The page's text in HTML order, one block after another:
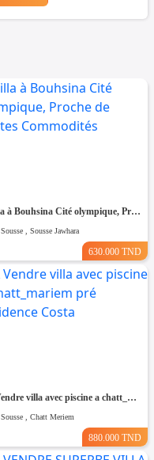
Villa à Bouhsina Cité olympique, Proche de toutes Commodités
Sousse , Sousse Jawhara
630.000 TND
A Vendre villa avec piscine a chatt_mariem pré résidence Costa
Sousse , Chatt Meriem
880.000 TND